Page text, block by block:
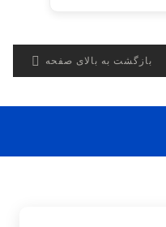
بازگشت به بالای صفحه 